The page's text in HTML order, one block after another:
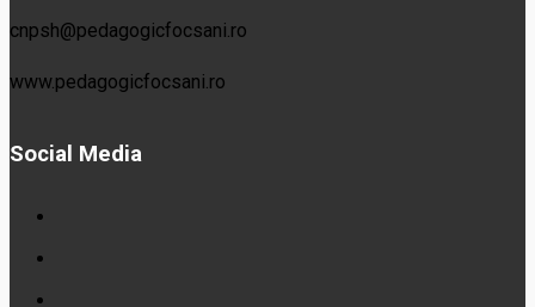
cnpsh@pedagogicfocsani.ro
www.pedagogicfocsani.ro
Social Media